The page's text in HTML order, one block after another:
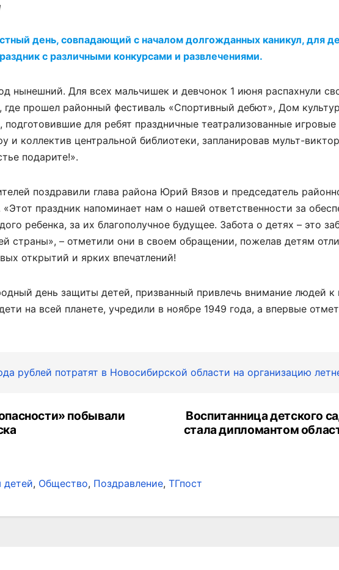
день, совпадающий с началом долгожданных каникул, для
с различными конкурсами и развлечениями.
нынешний. Для всех мальчишек и девчонок 1 июня распахнули
где прошел районный фестиваль «Спортивный дебют», Дом
подготовившие для ребят праздничные театрализованные
и коллектив центральной библиотеки, запланировав мульт-
подарите!».
поздравили глава района Юрий Вязов и председатель
праздник напоминает нам о нашей ответственности за
ребенка, за их благополучное будущее. Забота о детях – это
страны», – отметили они в своем обращении, пожелав детям
открытий и ярких впечатлений!
день защиты детей, призванный привлечь внимание людей к
на всей планете, учредили в ноябре 1949 года, а впервые
рублей потратят в Новосибирской области на организацию
Воспитанница детского
стала дипломантом
побывали
детей, Общество, Поздравление, ТГпост